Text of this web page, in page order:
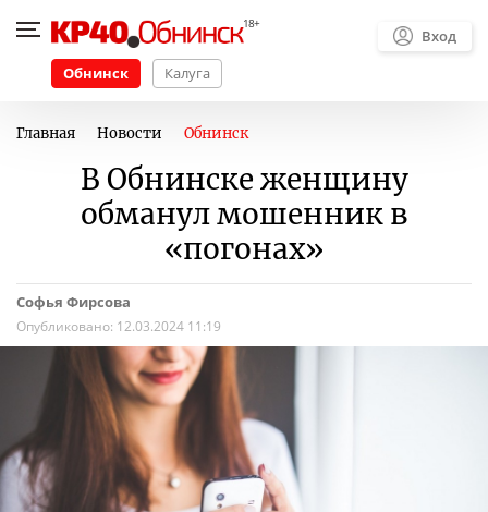
Обнинск Калуга
Вход
Главная Новости Обнинск
В Обнинске женщину
обманул мошенник в
«погонах»
Софья Фирсова
Опубликовано: 12.03.2024 11:19